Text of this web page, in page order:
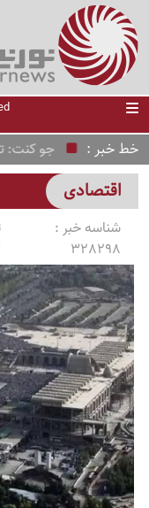
خط خبر جو کنت:
اقتصادی
شناسه خبر :
328298